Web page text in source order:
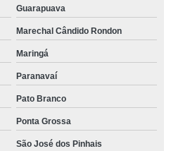
Guarapuava
Marechal Cândido Rondon
Maringá
Paranavaí
Pato Branco
Ponta Grossa
São José dos Pinhais